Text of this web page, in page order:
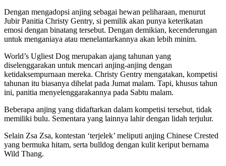
Dengan mengadopsi anjing sebagai hewan peliharaan, menurut
Jubir Panitia Christy Gentry, si pemilik akan punya keterikatan
emosi dengan binatang tersebut. Dengan demikian, kecenderungan
untuk menganiaya atau menelantarkannya akan lebih minim.
World’s Ugliest Dog merupakan ajang tahunan yang
diselenggarakan untuk mencari anjing-anjing dengan
ketidaksempurnaan mereka. Christy Gentry mengatakan, kompetisi
tahunan itu biasanya dihelat pada Jumat malam. Tapi, khusus tahun
ini, panitia menyelenggarakannya pada Sabtu malam.
Beberapa anjing yang didaftarkan dalam kompetisi tersebut, tidak
memiliki bulu. Sementara yang lainnya lahir dengan lidah terjulur.
Selain Zsa Zsa, kontestan ‘terjelek’ meliputi anjing Chinese Crested
yang bermuka hitam, serta bulldog dengan kulit keriput bernama
Wild Thang.